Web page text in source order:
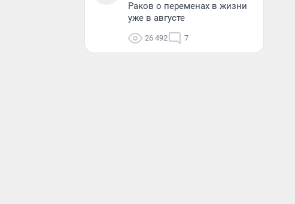
Раков о переменах в жизни
уже в августе
26 492 7